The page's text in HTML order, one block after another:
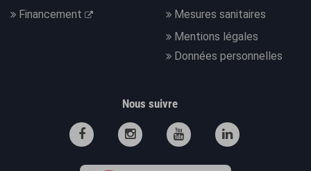
Financement
Mesures sanitaires
Mentions légales
Données personnelles
Nous suivre